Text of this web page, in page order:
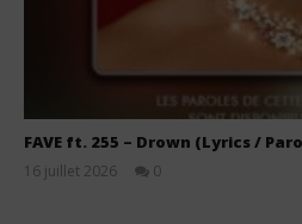
FAVE ft. 255 – Drown (Lyrics /
16 juillet 2026
0